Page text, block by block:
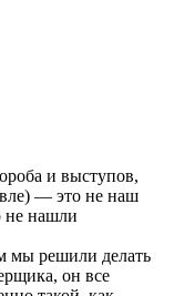
и выступов,
— это не наш
не нашли
мы решили делать
он все